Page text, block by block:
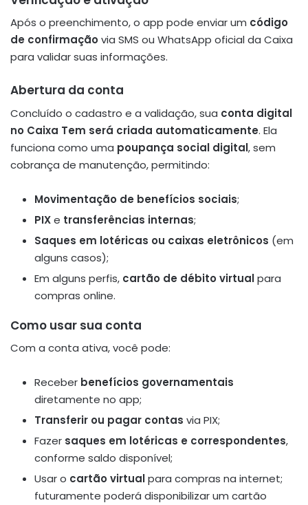
Após o preenchimento, o app pode enviar um código
de confirmação via SMS ou WhatsApp oficial da Caixa
para validar suas informações.
Abertura da conta
Concluído o cadastro e a validação, sua conta digital
no Caixa Tem será criada automaticamente. Ela
funciona como uma poupança social digital, sem
cobrança de manutenção, permitindo:
Movimentação de benefícios sociais;
PIXe transferências internas;
Saques em lotéricas ou caixas eletrônicos (em
alguns casos);
Em alguns perfis, cartão de débito virtualpara
compras online.
Como usar sua conta
Com a conta ativa, você pode:
Receber benefícios governamentais
diretamente no app;
Transferir ou pagar contas via PIX;
Fazer saques em lotéricas e correspondentes,
conforme saldo disponível;
Usar o cartão virtualpara compras na internet;
futuramente poderá disponibilizar um cartão